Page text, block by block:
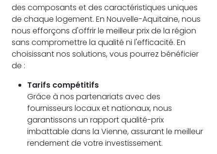
des composants et des caractéristiques uniques
de chaque logement. En Nouvelle-Aquitaine, nous
nous efforçons d'offrir le meilleur prix de la région
sans compromettre la qualité ni l'efficacité. En
choisissant nos solutions, vous pourrez bénéficier
de :
Tarifs compétitifs
Grâce à nos partenariats avec des
fournisseurs locaux et nationaux, nous
garantissons un rapport qualité-prix
imbattable dans la Vienne, assurant le meilleur
rendement de votre investissement.